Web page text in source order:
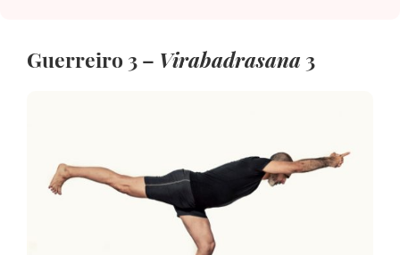
Guerreiro 3 – Virabadrasana 3